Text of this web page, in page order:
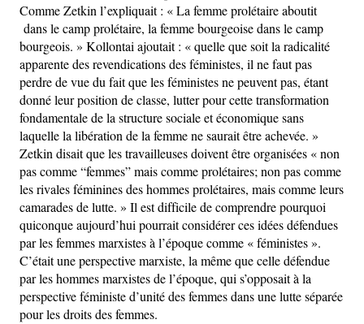
Comme Zetkin l’expliquait : « La femme prolétaire aboutit
dans le camp prolétaire, la femme bourgeoise dans le camp
bourgeois. » Kollontai ajoutait : « quelle que soit la radicalité
apparente des revendications des féministes, il ne faut pas
perdre de vue du fait que les féministes ne peuvent pas, étant
donné leur position de classe, lutter pour cette transformation
fondamentale de la structure sociale et économique sans
laquelle la libération de la femme ne saurait être achevée. »
Zetkin disait que les travailleuses doivent être organisées « non
pas comme “femmes” mais comme prolétaires; non pas comme
les rivales féminines des hommes prolétaires, mais comme leurs
camarades de lutte. » Il est difficile de comprendre pourquoi
quiconque aujourd’hui pourrait considérer ces idées défendues
par les femmes marxistes à l’époque comme « féministes ».
C’était une perspective marxiste, la même que celle défendue
par les hommes marxistes de l’époque, qui s’opposait à la
perspective féministe d’unité des femmes dans une lutte séparée
pour les droits des femmes.